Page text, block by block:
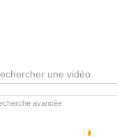
une vidéo
avancée